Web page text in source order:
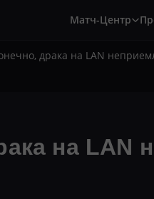
Матч-Центр
драка на LAN
на LAN